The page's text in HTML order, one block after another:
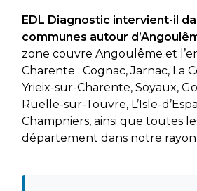
EDL Diagnostic intervient-il
communes autour
zone couvre Angoulême et
Charente : Cognac, Jarnac, La
Yrieix-sur-Charente, Soyaux,
Ruelle-sur-Touvre, L’Isle-
Champniers, ainsi que toutes
département dans notre rayon